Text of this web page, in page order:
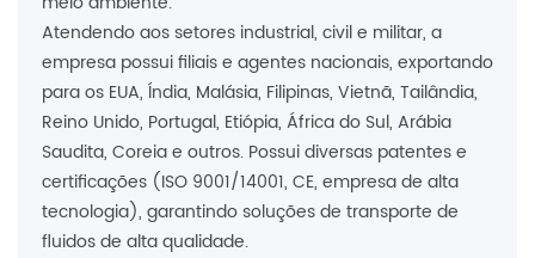
Atendendo aos setores industrial, civil e militar, a
empresa possui filiais e agentes nacionais, exportando
para os EUA, Índia, Malásia, Filipinas, Vietnã, Tailândia,
Reino Unido, Portugal, Etiópia, África do Sul, Arábia
Saudita, Coreia e outros. Possui diversas patentes e
certificações (ISO 9001/14001, CE, empresa de alta
tecnologia), garantindo soluções de transporte de
fluidos de alta qualidade.